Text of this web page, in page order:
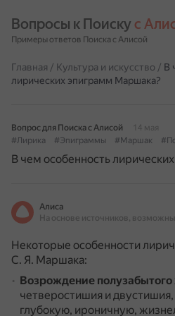
Вопросы к Поиску с
Примеры ответов Поиска с Алисой
Главная / Культура и искусство / В
лирических эпиграмм Маршака?
Вопрос для Поиска с Алисой
14 мая
#Лирика
#Эпиграммы #Маршак
В чем особенность
Алиса
Некоторые особенности
С. Я. Маршака:
Возрождение
четверостишия и
глубокую, ироничную,